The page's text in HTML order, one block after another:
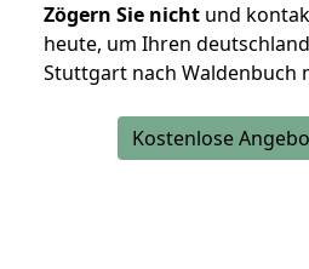
Zögern Sie nicht und
heute, um Ihren
Stuttgart nach Waldenbuch
Kostenlose